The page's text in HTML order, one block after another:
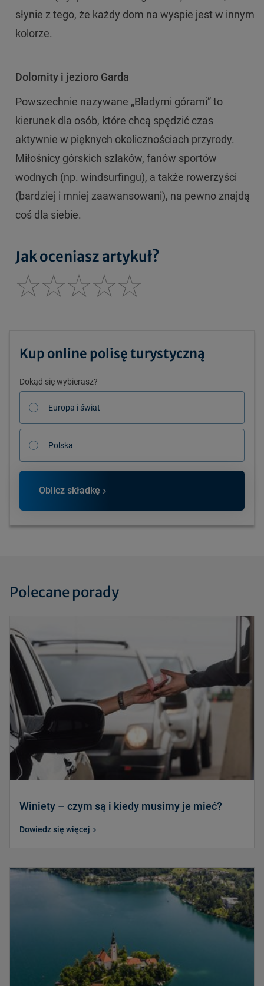
słynie z tego, że każdy dom na wyspie jest w innym
kolorze.
Dolomity i jezioro Garda
Powszechnie nazywane „Bladymi górami” to
kierunek dla osób, które chcą spędzić czas
aktywnie w pięknych okolicznościach przyrody.
Miłośnicy górskich szlaków, fanów sportów
wodnych (np. windsurfingu), a także rowerzyści
(bardziej i mniej zaawansowani), na pewno znajdą
coś dla siebie.
Jak oceniasz artykuł?
Kup online polisę turystyczną
Dokąd się wybierasz?
Europa i świat
Polska
Oblicz składkę
Polecane porady
Winiety – czym są i kiedy musimy je mieć?
Dowiedz się więcej